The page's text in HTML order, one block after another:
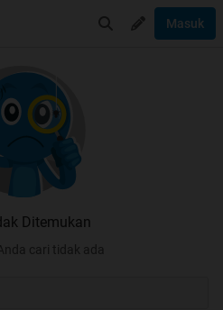
Masuk
Ditemukan
cari tidak ada